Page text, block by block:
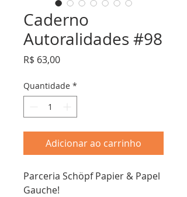
Caderno
Autoralidades #98
R$ 63,00Preço
Quantidade *
Adicionar ao carrinho
Parceria Schöpf Papier & Papel
Gauche!